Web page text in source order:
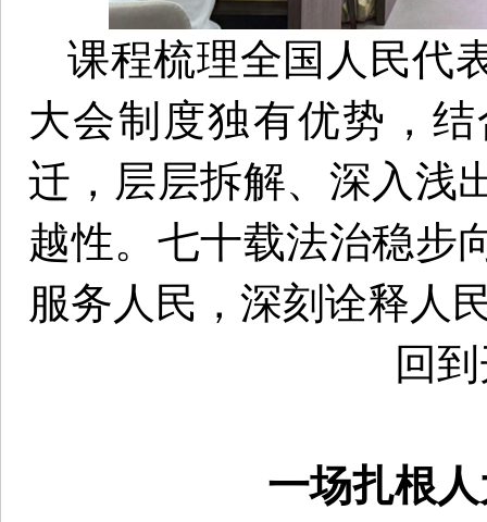
课程梳理全国人民代
大会制度独有优势，
迁，层层拆解、深入浅
越性。七十载法治稳步
服务人民，深刻诠释人
回
一场扎根